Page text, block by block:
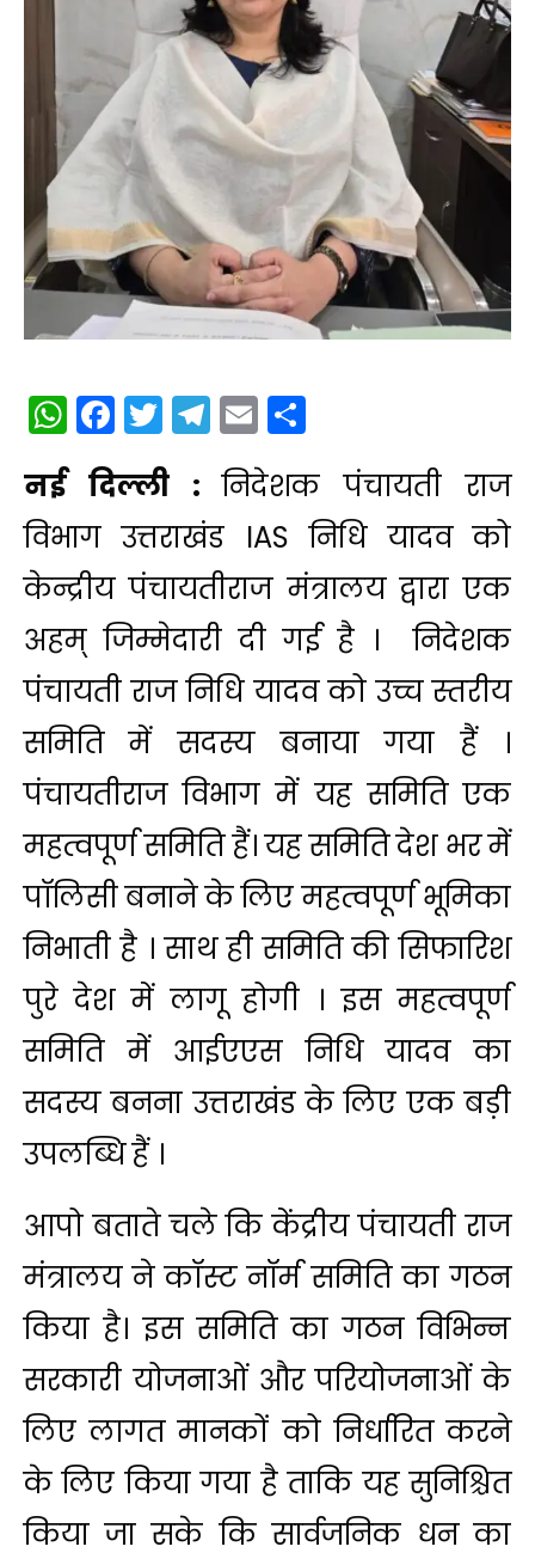
WhatsApp
Facebook
Twitter
Telegram
Email
नई दिल्ली :निदेशक पंचायती राज
विभाग उत्तराखंड IAS निधि यादव को
केन्द्रीय पंचायतीराज मंत्रालय द्वारा एक
अहम् जिम्मेदारी दी गई है । निदेशक
पंचायती राज निधि यादव को उच्च स्तरीय
समिति में सदस्य बनाया गया हैं ।
पंचायतीराज विभाग में यह समिति एक
महत्वपूर्ण समिति हैं। यह समिति देश भर में
पॉलिसी बनाने के लिए महत्वपूर्ण भूमिका
निभाती है । साथ ही समिति की सिफारिश
पुरे देश में लागू होगी । इस महत्वपूर्ण
समिति में आईएएस निधि यादव का
सदस्य बनना उत्तराखंड के लिए एक बड़ी
उपलब्धि हैं ।
आपो बताते चले कि केंद्रीय पंचायती राज
मंत्रालय ने कॉस्ट नॉर्म समिति का गठन
किया है। इस समिति का गठन विभिन्न
सरकारी योजनाओं और परियोजनाओं के
लिए लागत मानकों को निर्धारित करने
के लिए किया गया है ताकि यह सुनिश्चित
किया जा सके कि सार्वजनिक धन का